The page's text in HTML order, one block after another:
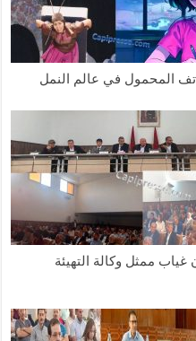
المحمول في عالم النمل
ممثل وكالة التهيئة